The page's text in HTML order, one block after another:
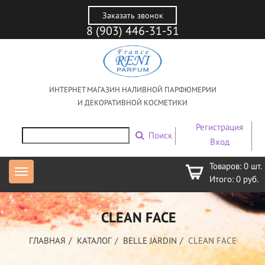
Заказать звонок
8 (903) 446-31-51
ИНТЕРНЕТ МАГАЗИН НАЛИВНОЙ ПАРФЮМЕРИИ
И ДЕКОРАТИВНОЙ КОСМЕТИКИ
Поиск
Регистрация
Вход
Товаров: 0 шт.
Итого: 0 руб.
CLEAN FACE
ГЛАВНАЯ КАТАЛОГ BELLE JARDIN CLEAN FACE